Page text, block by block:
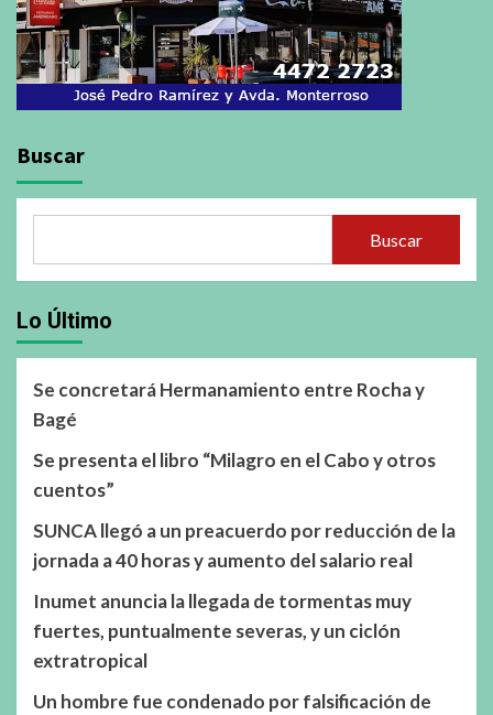
Buscar
Buscar
Lo Último
Se concretará Hermanamiento entre Rocha y
Bagé
Se presenta el libro “Milagro en el Cabo y otros
cuentos”
SUNCA llegó a un preacuerdo por reducción de la
jornada a 40 horas y aumento del salario real
Inumet anuncia la llegada de tormentas muy
fuertes, puntualmente severas, y un ciclón
extratropical
Un hombre fue condenado por falsificación de